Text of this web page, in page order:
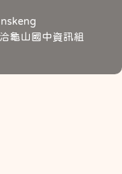
龜山國中資訊組